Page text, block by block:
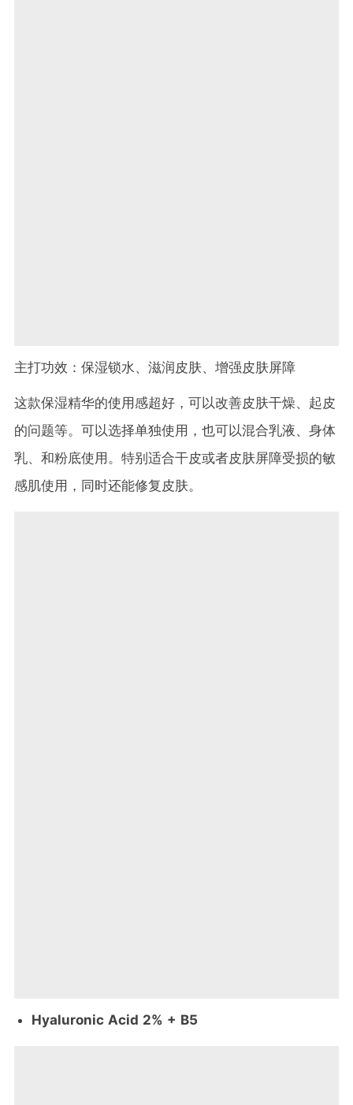
主打功效：保湿锁水、滋润皮肤、增强皮肤屏障
这款保湿精华的使用感超好，可以改善皮肤干燥、起皮
的问题等。可以选择单独使用，也可以混合乳液、身体
乳、和粉底使用。特别适合干皮或者皮肤屏障受损的敏
感肌使用，同时还能修复皮肤。
Hyaluronic Acid 2% + B5